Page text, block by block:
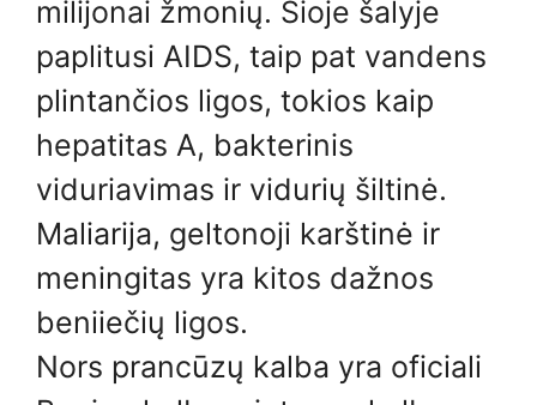
milijonai žmonių. Šioje šalyje
paplitusi AIDS, taip pat vandens
plintančios ligos, tokios kaip
hepatitas A, bakterinis
viduriavimas ir vidurių šiltinė.
Maliarija, geltonoji karštinė ir
meningitas yra kitos dažnos
beniiečių ligos.
Nors prancūzų kalba yra oficiali